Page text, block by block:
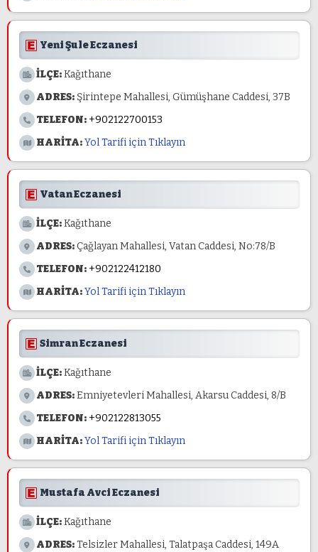
Yeni Şule Eczanesi
İLÇE:Kağıthane
ADRES: Şirintepe Mahallesi, Gümüşhane Caddesi, 37B
TELEFON: +902122700153
HARİTA:Yol Tarifi için Tıklayın
Vatan Eczanesi
İLÇE:Kağıthane
ADRES:Çağlayan Mahallesi, Vatan Caddesi, No:78/B
TELEFON: +902122412180
HARİTA:Yol Tarifi için Tıklayın
Simran Eczanesi
İLÇE:Kağıthane
ADRES:Emniyetevleri Mahallesi, Akarsu Caddesi, 8/B
TELEFON: +902122813055
HARİTA:Yol Tarifi için Tıklayın
Mustafa Avci Eczanesi
İLÇE:Kağıthane
ADRES:Telsizler Mahallesi, Talatpaşa Caddesi, 149A